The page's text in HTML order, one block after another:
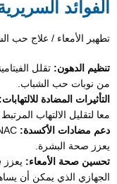
الفوائد
تطهير الأمعاء / علاج حب
تنظيم الدهون: تقلل
من نوبات حب الشباب.
التأثيرات المضادة للالتهابات:
معا لتقليل الالتهاب
دعم مضادات الأكسدة:
يعزز صحة البشرة.
تحسين صحة الأمعاء:
الجهازي الذي يمكن أن